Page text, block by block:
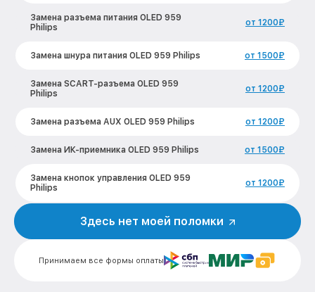
Замена разъема питания OLED 959
Philips
от 1200₽
Замена шнура питания OLED 959 Philips от 1500₽
Замена SCART-разъема OLED 959
Philips
от 1200₽
Замена разъема AUX OLED 959 Philips от 1200₽
Замена ИК-приемника OLED 959 Philips от 1500₽
Замена кнопок управления OLED 959
Philips
от 1200₽
Замена конденсатора OLED 959 Philips
Принимаем все формы оплаты
Здесь нет моей поломки